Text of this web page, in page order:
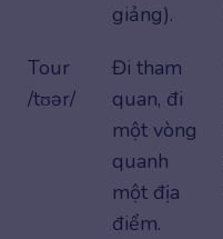
giảng).
Tour
/tʊər/
Đi tham
quan, đi
một vòng
quanh
một địa
điểm.